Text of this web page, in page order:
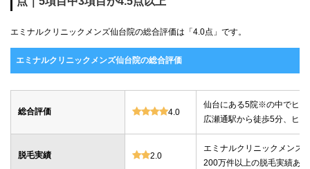
エミナルクリニックメンズ仙台院の総合評価は「4.0点」です。
エミナルクリニックメンズ仙台院の総合評価
総合評価 4.0
仙台にある5院※の中でヒ
広瀬通駅から徒歩5分、ヒ
脱毛実績 2.0
エミナルクリニックメンズ
200万件以上の脱毛実績あり